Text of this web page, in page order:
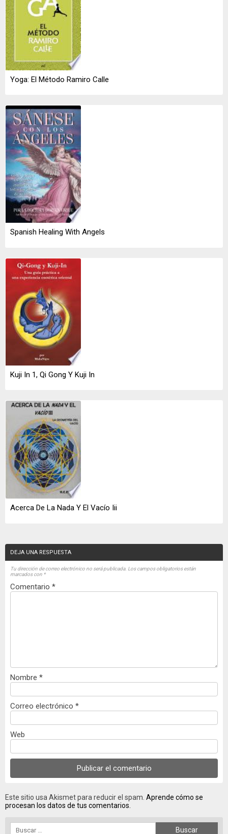
Yoga: El Método Ramiro Calle
Spanish Healing With Angels
Kuji In 1, Qi Gong Y Kuji In
Acerca De La Nada Y El Vacío Iii
DEJA UNA RESPUESTA
Tu dirección de correo electrónico no será publicada. Los campos obligatorios están
marcados con *
Comentario *
Nombre *
Correo electrónico *
Web
Este sitio usa Akismet para reducir el spam. Aprende cómo se
procesan los datos de tus comentarios.